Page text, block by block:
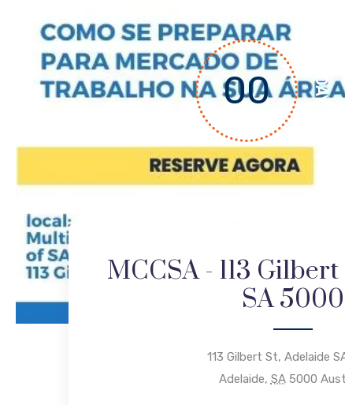
00 DAYS
MCCSA - 113
SA 5000
113 Gilbert St, Adelaide
Adelaide, SA 5000